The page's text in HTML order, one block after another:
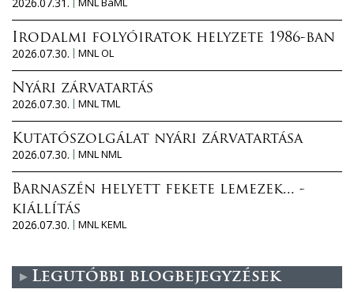
Irodalmi folyóiratok helyzete 1986-ban
2026.07.30.
MNL OL
Nyári zárvatartás
2026.07.30.
MNL TML
Kutatószolgálat nyári zárvatartása
2026.07.30.
MNL NML
Barnaszén helyett fekete lemezek... -
kiállítás
2026.07.30.
MNL KEML
Legutóbbi blogbejegyzések